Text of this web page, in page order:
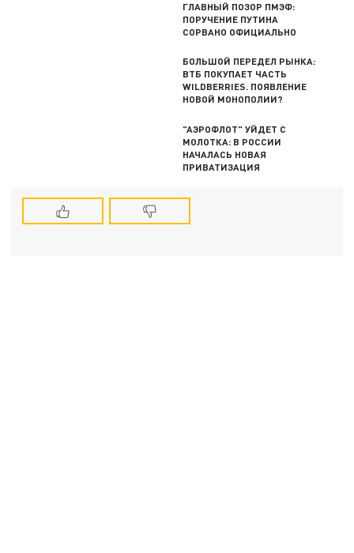
ГЛАВНЫЙ ПОЗОР ПМЭФ:
ПОРУЧЕНИЕ ПУТИНА
СОРВАНО ОФИЦИАЛЬНО
БОЛЬШОЙ ПЕРЕДЕЛ РЫНКА:
ВТБ ПОКУПАЕТ ЧАСТЬ
WILDBERRIES. ПОЯВЛЕНИЕ
НОВОЙ МОНОПОЛИИ?
"АЭРОФЛОТ" УЙДЕТ С
МОЛОТКА: В РОССИИ
НАЧАЛАСЬ НОВАЯ
ПРИВАТИЗАЦИЯ